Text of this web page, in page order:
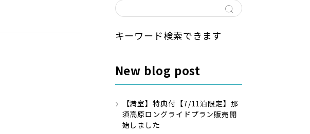
キーワード検索できます
New blog post
【満室】特典付【7/11泊限定】那
須高原ロングライドプラン販売開
始しました